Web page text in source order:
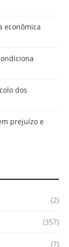
econômica
dos
prejuízo e
(2)
(357)
(7)